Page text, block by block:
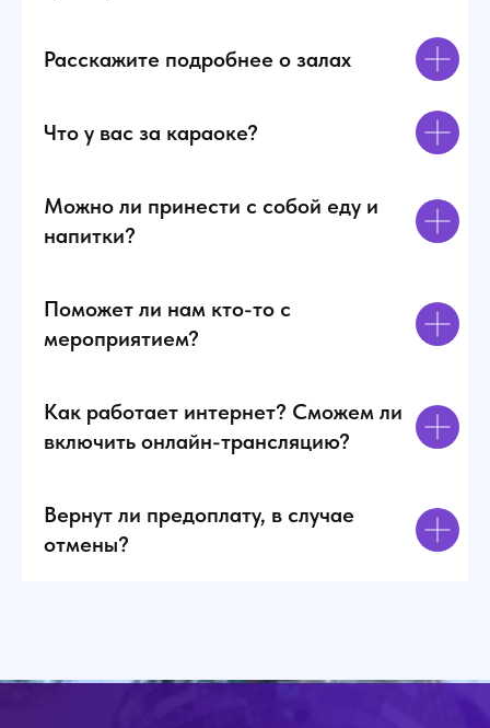
Расскажите подробнее о залах
Что у вас за караоке?
Можно ли принести с собой еду и
напитки?
Поможет ли нам кто-то с
мероприятием?
Как работает интернет? Сможем ли
включить онлайн-трансляцию?
Вернут ли предоплату, в случае
отмены?